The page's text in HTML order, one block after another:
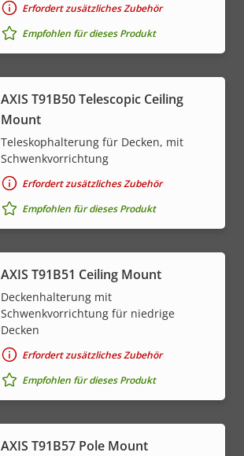
Erfordert zusätzliches Zubehör
Empfohlen für dieses Produkt
AXIS T91B50 Telescopic Ceiling
Mount
Teleskophalterung für Decken, mit
Schwenkvorrichtung
Erfordert zusätzliches Zubehör
Empfohlen für dieses Produkt
AXIS T91B51 Ceiling Mount
Deckenhalterung mit
Schwenkvorrichtung für niedrige
Decken
Erfordert zusätzliches Zubehör
Empfohlen für dieses Produkt
AXIS T91B57 Pole Mount